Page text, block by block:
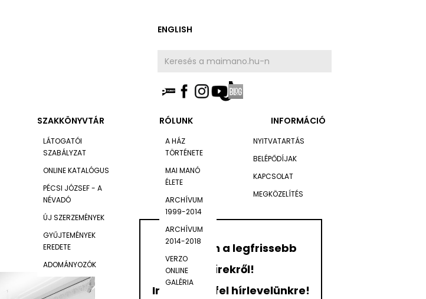
ENGLISH
SZAKKÖNYVTÁR
LÁTOGATÓI
SZABÁLYZAT
ONLINE KATALÓGUS
PÉCSI JÓZSEF - A
NÉVADÓ
ÚJ SZERZEMÉNYEK
GYŰJTEMÉNYEK
EREDETE
ADOMÁNYOZÓK
RÓLUNK
A HÁZ
TÖRTÉNETE
MAI MANÓ
ÉLETE
ARCHÍVUM
1999-2014
ARCHÍVUM
2014-2018
VERZO
ONLINE
GALÉRIA
INFORMÁCIÓ
NYITVATARTÁS
BELÉPŐDÍJAK
KAPCSOLAT
MEGKÖZELÍTÉS
Értesüljön a legfrissebb
hírekről!
Iratkozzon fel hírlevelünkre!